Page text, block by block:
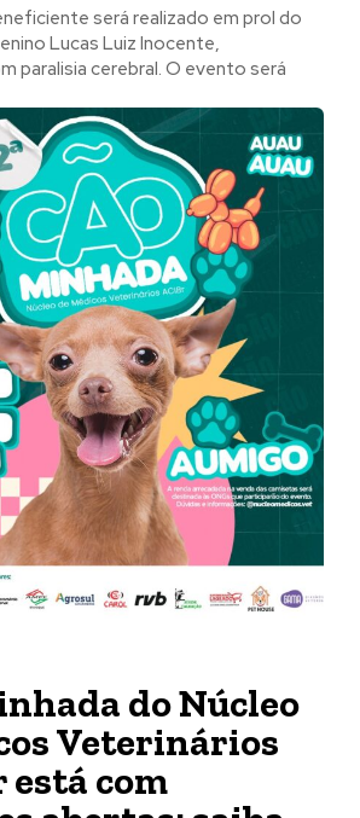
será realizado em prol do
Lucas Luiz Inocente,
paralisia cerebral. O evento será
do Núcleo
Veterinários
está com